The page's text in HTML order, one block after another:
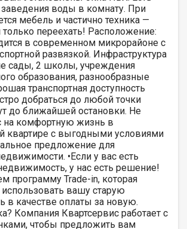
воды в комнату. При
мебель и частично техника —
только переехать! Расположение:
в современном микрорайоне с
развязкой. Инфраструктура
сады, 2 школы, учреждения
образования, разнообразные
транспортная доступность
добраться до любой точки
до ближайшей остановки. Не
на комфортную жизнь в
квартире с выгодными условиями
предложение для
•Если у вас есть
у нас есть решение!
программу Trade-in, которая
вашу старую
в качестве оплаты за новую.
Компания Квартсервис работает с
чтобы предложить вам